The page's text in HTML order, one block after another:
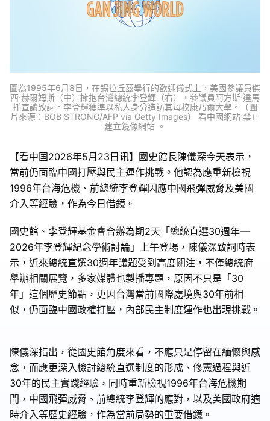
圖為1995年6月8日，在錫拉丘茲舉行的歡迎儀式上，美國參議員傑
西·赫爾姆斯（中）擁抱台灣總統李登輝（右），參議員阿方斯·達馬
托宣讀致詞。李登輝獲準以私人身分造訪其母校康乃爾大學。（圖
片來源：BOB STRONG/AFP via Getty Images） 看中國網站 禁止
建立鏡像網站 。
【看中国2026年5月23日讯】國史館長陳儀深今天表示，
當前仍面臨中國打壓與民主運作挑戰。他認為應重新檢視
1996年台海危機、前總統李登輝因應中國飛彈威脅及美國
介入等經驗，作為今日借鏡。
國史館、李登輝基金會合辦為期2天「總統直選30週年—
2026年李登輝紀念學術討論」上午登場，陳儀深致詞時表
示，近來總統直選30週年議題受到高度關注，不僅總統府
舉辦相關展覽，多家媒體也製播專題，原因不只是「30
年」這個歷史節點，更因台灣當前國際處境與30年前相
似，仍面臨中國政權打壓，內部民主制度運作也出現挑戰。
陳儀深指出，從國史館角度來看，不應只是停留在緬懷與感
念，而應更深入檢討總統直選制度的形成、修憲過程與近
30年的民主實踐經驗，同時重新檢視1996年台海危機期
間，中國飛彈威脅、前總統李登輝的應對，以及美國政府適
時介入等歷史經驗，作為當前局勢的重要借鏡。